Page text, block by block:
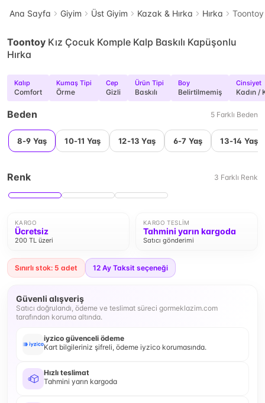
Ana Sayfa Giyim Üst Giyim Kazak & Hırka Hırka Toontoy
Toontoy Kız Çocuk Komple Kalp Baskılı Kapüşonlu
Hırka
Kalıp
Comfort
Kumaş Tipi
Örme
Cep
Gizli
Ürün Tipi
Baskılı
Boy
Belirtilmemiş
Cinsiyet
Kadın /
Beden 5 Farklı Beden
8-9 Yaş 10-11 Yaş 12-13 Yaş 6-7 Yaş 13-14 Yaş
Renk 3 Farklı Renk
KARGO
Ücretsiz
200 TL üzeri
KARGO TESLIM
Tahmini yarın kargoda
Satıcı gönderimi
Sınırlı stok: 5 adet 12 Ay Taksit seçeneği
Güvenli alışveriş
Satıcı doğrulandı, ödeme ve teslimat süreci gormeklazim.com
tarafından koruma altında.
iyzico güvenceli ödeme
Kart bilgileriniz şifreli, ödeme iyzico korumasında.
Hızlı teslimat
Tahmini yarın kargoda